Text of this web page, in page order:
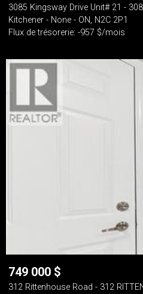
3085 Kingsway Drive Unit# 21 -
Kitchener - None - ON, N2C 2P1
Flux de trésorerie: -957 $/mois
749 000 $
312 Rittenhouse Road - 312